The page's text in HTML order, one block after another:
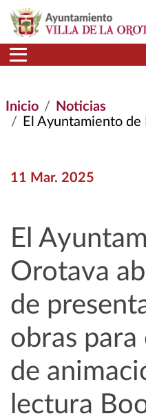
Pasar al contenido principal
Inicio
Noticias
El Ayuntamiento de La Orotava Abre El Plazo de
11 Mar. 2025
El
Orotava
de
obras para
de
lectura